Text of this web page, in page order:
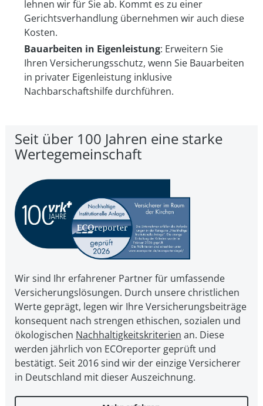
lehnen wir für Sie ab. Kommt es zu einer
Gerichtsverhandlung übernehmen wir auch diese
Kosten.
Bauarbeiten in Eigenleistung: Erweitern Sie
Ihren Versicherungsschutz, wenn Sie Bauarbeiten
in privater Eigenleistung inklusive
Nachbarschaftshilfe durchführen.
Seit über 100 Jahren eine starke
Wertegemeinschaft
Wir sind Ihr erfahrener Partner für umfassende
Versicherungslösungen. Durch unsere christ­li­chen
Werte geprägt, legen wir Ihre Ver­si­che­rungs­bei­trä­ge
kon­se­quent nach strengen ethischen, sozialen und
öko­lo­gi­schen Nach­hal­tig­keits­kri­te­ri­en an. Diese
werden jährlich von ECOreporter geprüft und
bestätigt. Seit 2016 sind wir der einzige Versicherer
in Deutschland mit dieser Auszeichnung.